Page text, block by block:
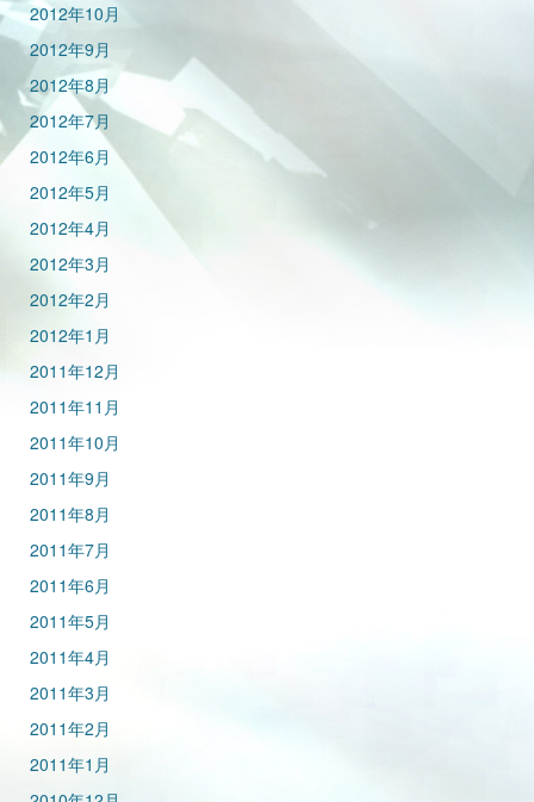
2012年10月
2012年9月
2012年8月
2012年7月
2012年6月
2012年5月
2012年4月
2012年3月
2012年2月
2012年1月
2011年12月
2011年11月
2011年10月
2011年9月
2011年8月
2011年7月
2011年6月
2011年5月
2011年4月
2011年3月
2011年2月
2011年1月